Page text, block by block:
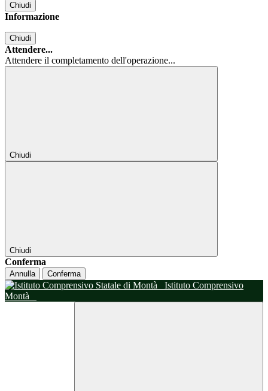
Chiudi
Informazione
Chiudi
Attendere...
Attendere il completamento dell'operazione...
Chiudi
Chiudi
Conferma
Annulla Conferma
Istituto Comprensivo
Montà